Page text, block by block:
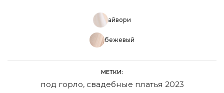
айвори
бежевый
МЕТКИ:
под горло, свадебные платья 2023